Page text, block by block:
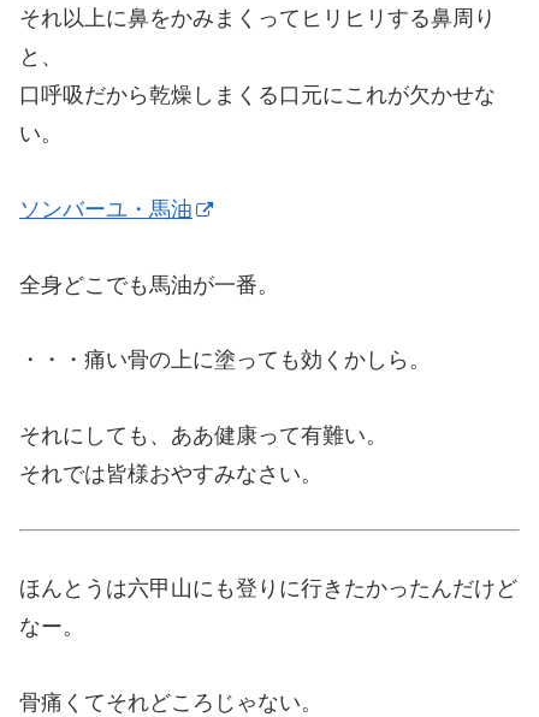
それ以上に鼻をかみまくってヒリヒリする鼻周り
と、
口呼吸だから乾燥しまくる口元にこれが欠かせな
い。
ソンバーユ・馬油
全身どこでも馬油が一番。
・・・痛い骨の上に塗っても効くかしら。
それにしても、ああ健康って有難い。
それでは皆様おやすみなさい。
ほんとうは六甲山にも登りに行きたかったんだけど
なー。
骨痛くてそれどころじゃない。